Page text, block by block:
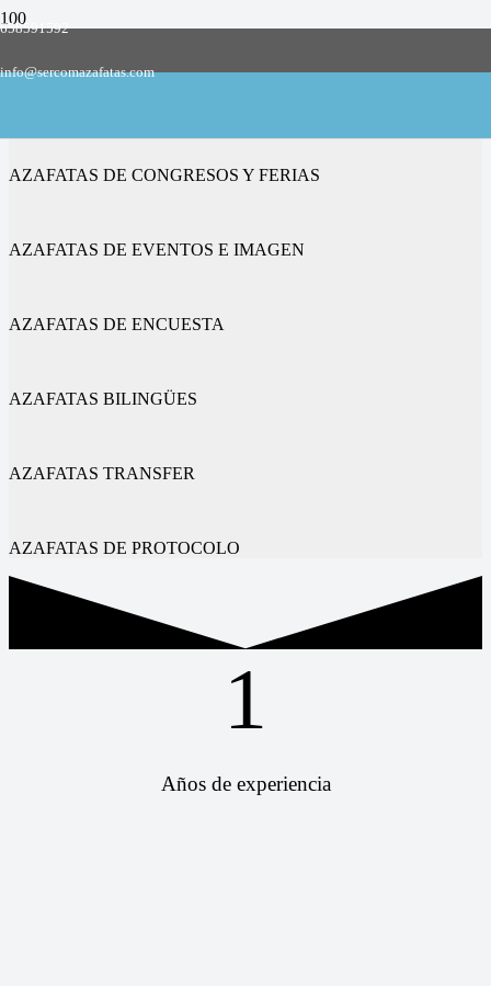
658591592
info@sercomazafatas.com
AZAFATAS DE CONGRESOS Y FERIAS
AZAFATAS DE EVENTOS E IMAGEN
AZAFATAS DE ENCUESTA
AZAFATAS BILINGÜES
AZAFATAS TRANSFER
AZAFATAS DE PROTOCOLO
1
Años de experiencia